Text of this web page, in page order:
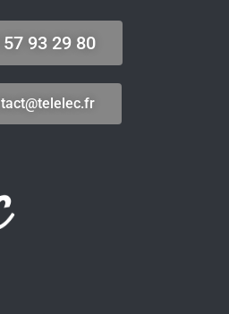
57 93 29 80